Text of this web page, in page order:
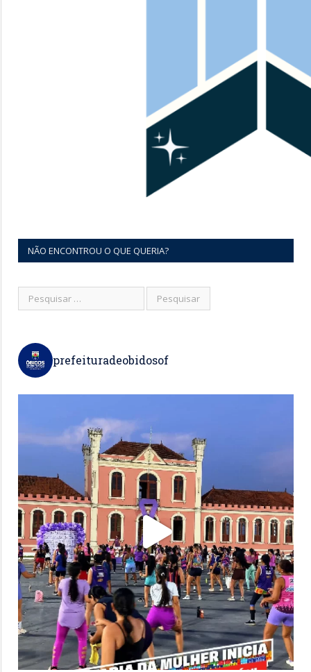
NÃO ENCONTROU O QUE QUERIA?
prefeituradeobidosof